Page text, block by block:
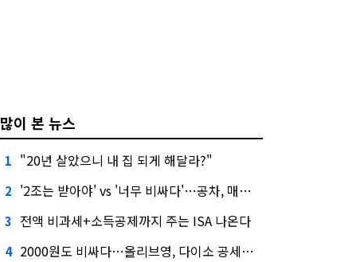
많이 본 뉴스
1 "20년 살았으니 내 집 되게 해달라?"
2 '2조는 받아야' vs '너무 비싸다'…공차, 매각 성공할까
3 전액 비과세+소득공제까지 주는 ISA 나온다
4 2000원도 비싸다…올리브영, 다이소 공세에 '가성비'로 맞불